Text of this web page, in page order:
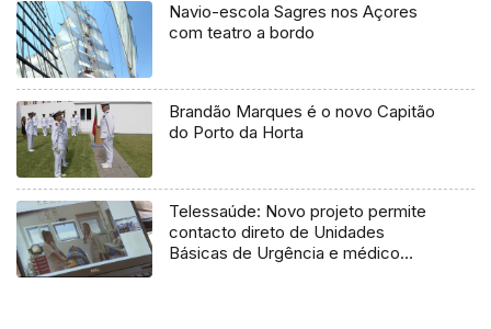
Navio-escola Sagres nos Açores
com teatro a bordo
Brandão Marques é o novo Capitão
do Porto da Horta
Telessaúde: Novo projeto permite
contacto direto de Unidades
Básicas de Urgência e médico